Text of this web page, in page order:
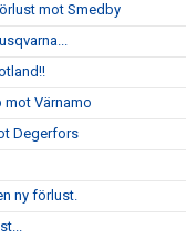
mot Smedby
mot Värnamo
Degerfors
ny förlust.